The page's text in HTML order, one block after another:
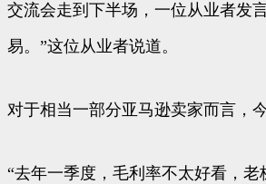
交流会走到下半场，一位从业者发
易。”这位从业者说道。
对于相当一部分亚马逊卖家而言，
“去年一季度，毛利率不太好看，